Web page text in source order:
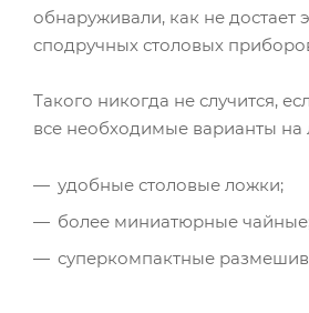
обнаруживали, как не
сподручных столовых
Такого никогда не случится,
все необходимые варианты
удобные столовые ложки;
более миниатюрные
суперкомпактные